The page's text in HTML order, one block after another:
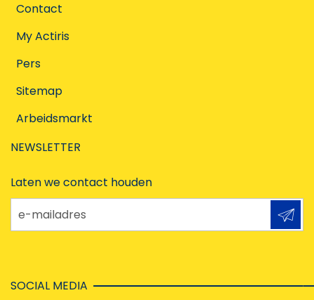
Contact
My Actiris
Pers
Sitemap
Arbeidsmarkt
NEWSLETTER
Laten we contact houden
e-mailadres
SOCIAL MEDIA